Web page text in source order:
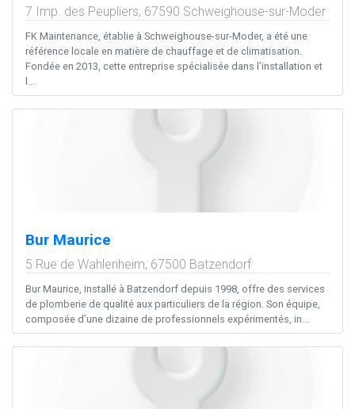
7 Imp. des Peupliers, 67590 Schweighouse-sur-Moder
FK Maintenance, établie à Schweighouse-sur-Moder, a été une
référence locale en matière de chauffage et de climatisation.
Fondée en 2013, cette entreprise spécialisée dans l’installation et
l...
Bur Maurice
5 Rue de Wahlenheim, 67500 Batzendorf
Bur Maurice, installé à Batzendorf depuis 1998, offre des services
de plomberie de qualité aux particuliers de la région. Son équipe,
composée d’une dizaine de professionnels expérimentés, in...